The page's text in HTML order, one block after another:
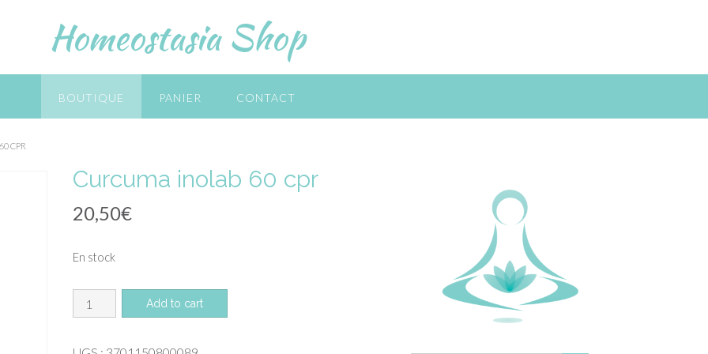
Homeostasia Shop
BOUTIQUE PANIER CONTACT
CPR
Curcuma inolab 60 cpr
20,50€
En stock
quantité
de
Add to cart